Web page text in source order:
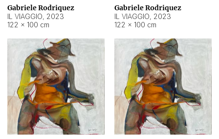
Gabriele Rodriquez
IL VIAGGIO, 2023
122 × 100 cm
Gabriele Rodriquez
IL VIAGGIO, 2023
122 × 100 cm